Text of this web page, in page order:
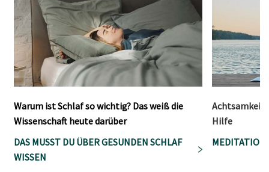
Warum ist Schlaf so wichtig? Das weiß die
Wissenschaft heute darüber
DAS MUSST DU ÜBER GESUNDEN SCHLAF
WISSEN
Hilfe
MEDITATION